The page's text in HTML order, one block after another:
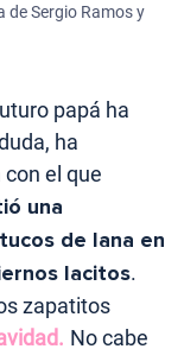
de Sergio Ramos y
papá ha
ha
el que
una
de lana en
lacitos.
zapatitos
No cabe